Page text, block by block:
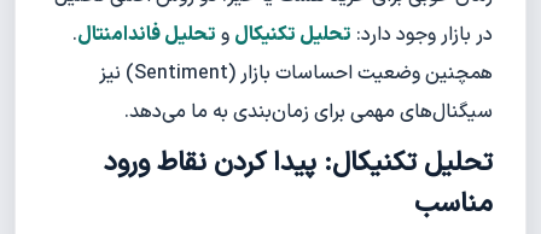
در بازار وجود دارد: تحلیل تکنیکال و تحلیل فاندامنتال.
همچنین وضعیت احساسات بازار (Sentiment) نیز
سیگنال‌های مهمی برای زمان‌بندی به ما می‌دهد.
تحلیل تکنیکال: پیدا کردن نقاط ورود
مناسب